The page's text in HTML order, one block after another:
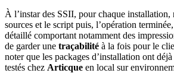
À l’instar des SSII, pour chaque installation,
sources et le script puis, l’opération
détaillé comportant notamment des
de garder une traçabilité à la fois pour le
noter que les packages d’installation ont
testés chez Articque en local sur